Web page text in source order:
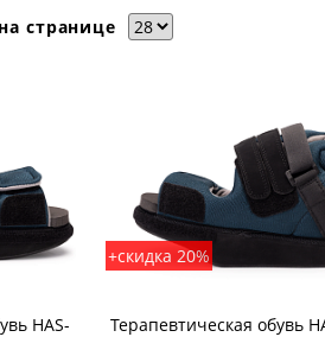
странице
HAS-
+скидка 20%
Терапевтическая обувь